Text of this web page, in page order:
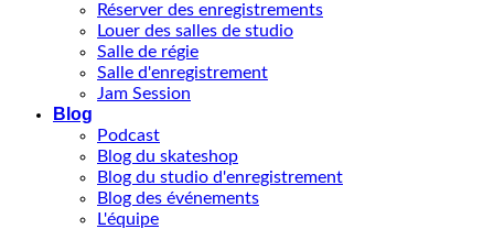
Réserver des enregistrements
Louer des salles de studio
Salle de régie
Salle d'enregistrement
Jam Session
Blog
Podcast
Blog du skateshop
Blog du studio d'enregistrement
Blog des événements
L'équipe